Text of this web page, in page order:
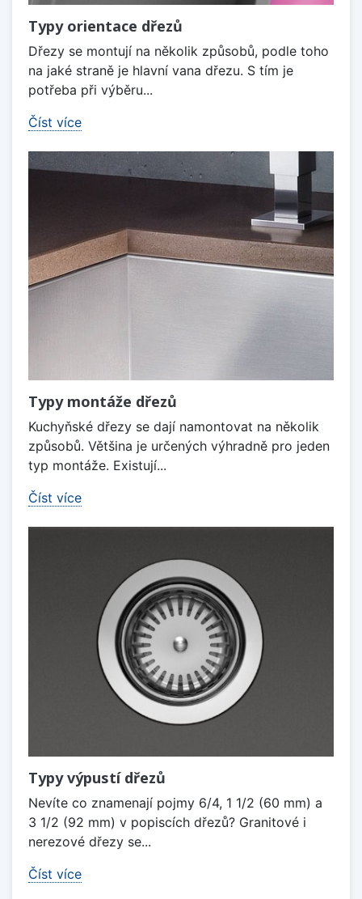
Typy orientace dřezů
Dřezy se montují na několik způsobů, podle toho
na jaké straně je hlavní vana dřezu. S tím je
potřeba při výběru...
Číst více
Typy montáže dřezů
Kuchyňské dřezy se dají namontovat na několik
způsobů. Většina je určených výhradně pro jeden
typ montáže. Existují...
Číst více
Typy výpustí dřezů
Nevíte co znamenají pojmy 6/4, 1 1/2 (60 mm) a
3 1/2 (92 mm) v popiscích dřezů? Granitové i
nerezové dřezy se...
Číst více